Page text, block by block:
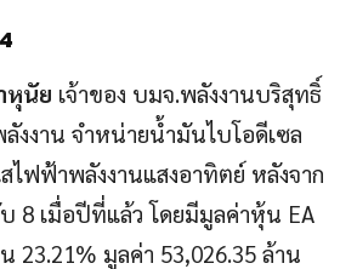
หุนัย เจ้าของ บมจ.พลังงานบริสุทธิ์
ลังงาน จำหน่ายน้ำมันไบโอดีเซล
ไฟฟ้าพลังงานแสงอาทิตย์ หลังจาก
8 เมื่อปีที่แล้ว โดยมีมูลค่าหุ้น EA
23.21% มูลค่า 53,026.35 ล้าน